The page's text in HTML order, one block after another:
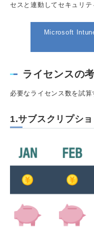
セスと連動してセキュリテ
Microsoft
ライセンスの
必要なライセンス数を試
1.サブスクリプシ